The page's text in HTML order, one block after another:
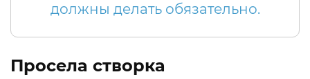
должны делать обязательно.
Просела створка